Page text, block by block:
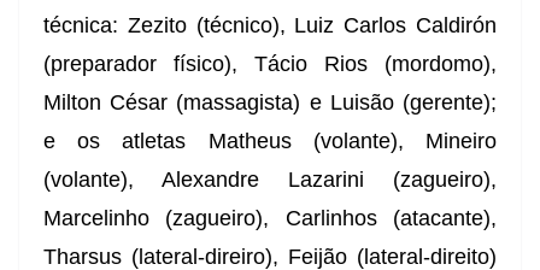
técnica: Zezito (técnico), Luiz Carlos Caldirón
(preparador físico), Tácio Rios (mordomo),
Milton César (massagista) e Luisão (gerente);
e os atletas Matheus (volante), Mineiro
(volante), Alexandre Lazarini (zagueiro),
Marcelinho (zagueiro), Carlinhos (atacante),
Tharsus (lateral-direiro), Feijão (lateral-direito)